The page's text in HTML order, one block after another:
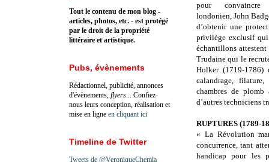
pour convaincre
londonien, John
d’obtenir une
privilège exclusif qui
échantillons
Trudaine qui le
Holker (1719-1786)
calandrage,
chambres de plomb
d’autres techniciens
RUPTURES (1789-
« La Révolution
concurrence, tant
handicap pour les
Tout le contenu de mon blog -
articles, photos, etc. - est protégé
par le droit de la propriété
littéraire et artistique.
Pubs, évènements
Rédactionnel, publicité, annonces
d'évènements, flyers ... Confiez-
nous leurs conception, réalisation et
mise en ligne en cliquant ici
Timeline de Twitter
Tweets de @VeroniqueChemla